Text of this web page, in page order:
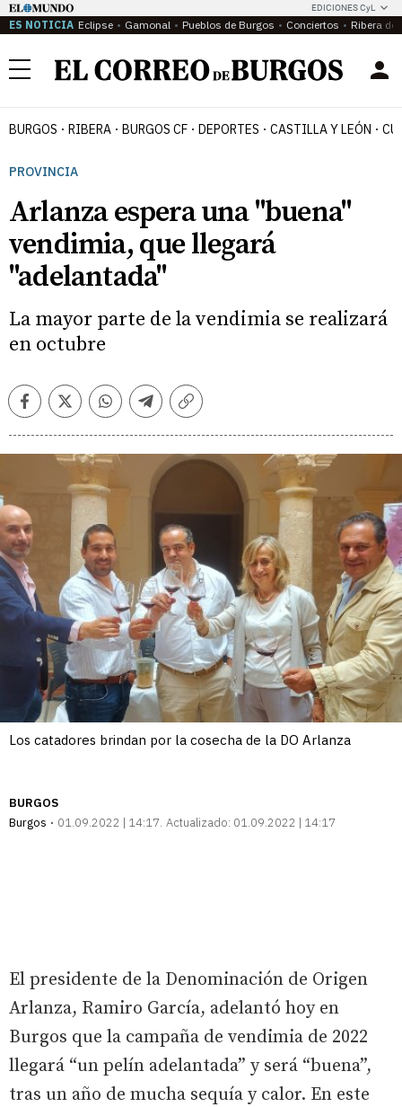
EDICIONES CyL
ES NOTICIA Eclipse Gamonal Pueblos de Burgos Conciertos Ribera del
Menú
BURGOS RIBERA BURGOS CF DEPORTES CASTILLA Y LEÓN
PROVINCIA
Arlanza espera una "buena"
vendimia, que llegará
"adelantada"
La mayor parte de la vendimia se realizará
en octubre
FacebookTwitterWhatsappTelegramCopiar
Los catadores brindan por la cosecha de la DO Arlanza
BURGOS
Burgos
01.09.2022 | 14:17 Actualizado: 01.09.2022 | 14:17
El presidente de la Denominación de Origen
Arlanza, Ramiro García, adelantó hoy en
Burgos que la campaña de vendimia de 2022
llegará “un pelín adelantada” y será “buena”,
tras un año de mucha sequía y calor. En este